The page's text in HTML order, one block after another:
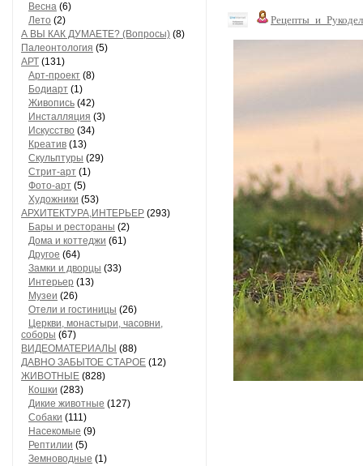
Весна (6)
Лето (2)
А ВЫ КАК ДУМАЕТЕ? (Вопросы) (8)
Палеонтология (5)
АРТ (131)
Арт-проект (8)
Бодиарт (1)
Живопись (42)
Инсталляция (3)
Искусство (34)
Креатив (13)
Скульптуры (29)
Стрит-арт (1)
Фото-арт (5)
Художники (53)
АРХИТЕКТУРА,ИНТЕРЬЕР (293)
Бары и рестораны (2)
Дома и коттеджи (61)
Другое (64)
Замки и дворцы (33)
Интерьер (13)
Музеи (26)
Отели и гостиницы (26)
Церкви, монастыри, часовни,
соборы (67)
ВИДЕОМАТЕРИАЛЫ (88)
ДАВНО ЗАБЫТОЕ СТАРОЕ (12)
ЖИВОТНЫЕ (828)
Кошки (283)
Дикие животные (127)
Собаки (111)
Насекомые (9)
Рептилии (5)
Земноводные (1)